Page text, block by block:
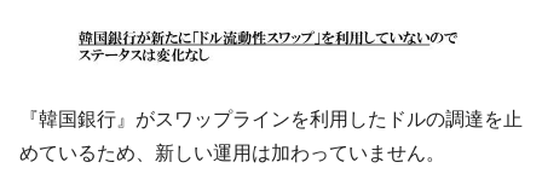
『Money1』
韓国『国民年金公団』株価暴落で200兆蒸
『Money1』
韓国政府「ニセＫ-ブランドを通報しようキ
ャンペーン」⇒ あの名物教授も登場！
『韓国銀行』がスワップラインを利用したドルの調達を止
めているため、新しい運用は加わっていません。